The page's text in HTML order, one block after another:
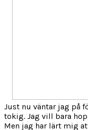
Just nu väntar jag på
tokig. Jag vill bara
Men jag har lärt mig